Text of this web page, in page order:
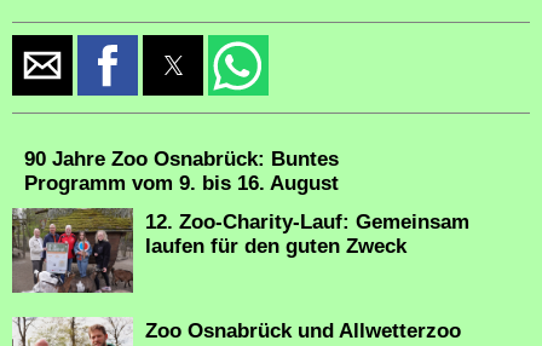
90 Jahre Zoo Osnabrück: Buntes
Programm vom 9. bis 16. August
12. Zoo-Charity-Lauf: Gemeinsam
laufen für den guten Zweck
Zoo Osnabrück und Allwetterzoo